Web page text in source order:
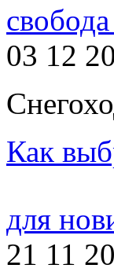
03 12
Как
для
21 11